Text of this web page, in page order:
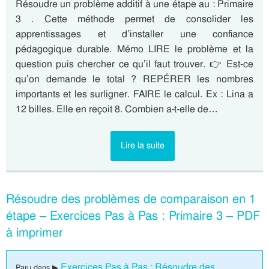
Résoudre un problème additif à une étape au : Primaire
3 . Cette méthode permet de consolider les
apprentissages et d’installer une confiance
pédagogique durable. Mémo LIRE le problème et la
question puis chercher ce qu’il faut trouver. 👉 Est-ce
qu’on demande le total ? REPÉRER les nombres
importants et les surligner. FAIRE le calcul. Ex : Lina a
12 billes. Elle en reçoit 8. Combien a-t-elle de…
Lire la suite
Résoudre des problèmes de comparaison en 1
étape – Exercices Pas à Pas : Primaire 3 – PDF
à imprimer